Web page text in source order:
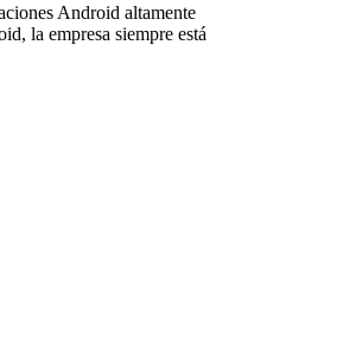
Android altamente
la empresa siempre está